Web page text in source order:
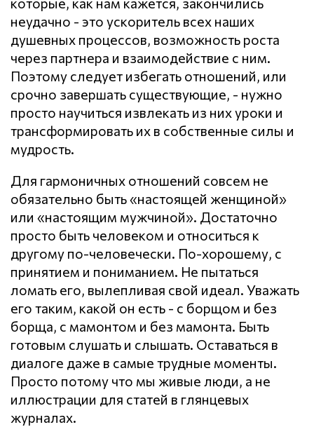
неудачно - это ускоритель всех наших
душевных процессов, возможность роста
через партнера и взаимодействие с ним.
Поэтому следует избегать отношений, или
срочно завершать существующие, - нужно
просто научиться извлекать из них уроки и
трансформировать их в собственные силы и
мудрость.
Для гармоничных отношений совсем не
обязательно быть «настоящей женщиной»
или «настоящим мужчиной». Достаточно
просто быть человеком и относиться к
другому по-человечески. По-хорошему, с
принятием и пониманием. Не пытаться
ломать его, вылепливая свой идеал. Уважать
его таким, какой он есть - с борщом и без
борща, с мамонтом и без мамонта. Быть
готовым слушать и слышать. Оставаться в
диалоге даже в самые трудные моменты.
Просто потому что мы живые люди, а не
иллюстрации для статей в глянцевых
журналах.